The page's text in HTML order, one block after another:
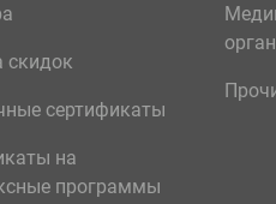
скидок
сертификаты
на
программы